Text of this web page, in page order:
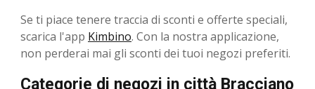
Se ti piace tenere traccia di sconti e offerte speciali,
scarica l'app Kimbino. Con la nostra applicazione,
non perderai mai gli sconti dei tuoi negozi preferiti.
Categorie di negozi in città Bracciano